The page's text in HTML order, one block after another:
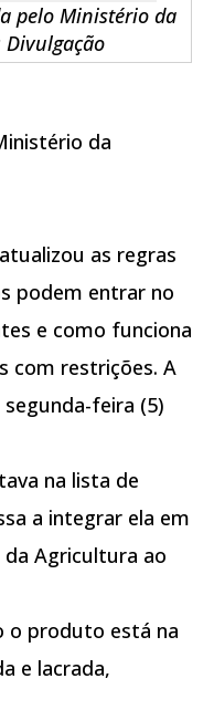
pelo Ministério da
da
as regras
podem entrar no
e como funciona
com restrições. A
feira (5)
na lista de
a integrar ela em
Agricultura ao
o produto está na
e lacrada,